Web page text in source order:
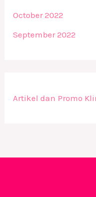
October 2022
September 2022
Artikel dan Promo